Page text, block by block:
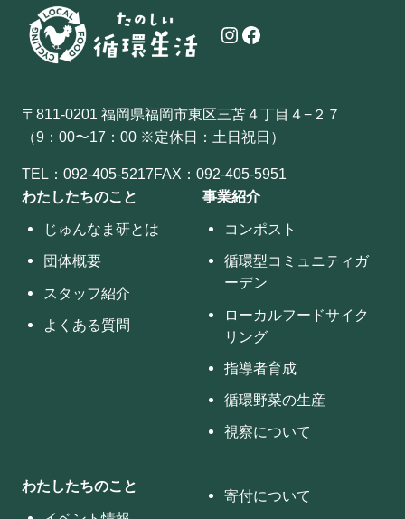
Instagram Facebook
〒811-0201 福岡県福岡市東区三苫４丁目４−２７
（9：00〜17：00 ※定休日：土日祝日）
TEL：092-405-5217FAX：092-405-5951
わたしたちのこと
じゅんなま研とは
団体概要
スタッフ紹介
よくある質問
事業紹介
コンポスト
循環型コミュニティガ
ーデン
ローカルフードサイク
リング
指導者育成
循環野菜の生産
視察について
わたしたちのこと
寄付について